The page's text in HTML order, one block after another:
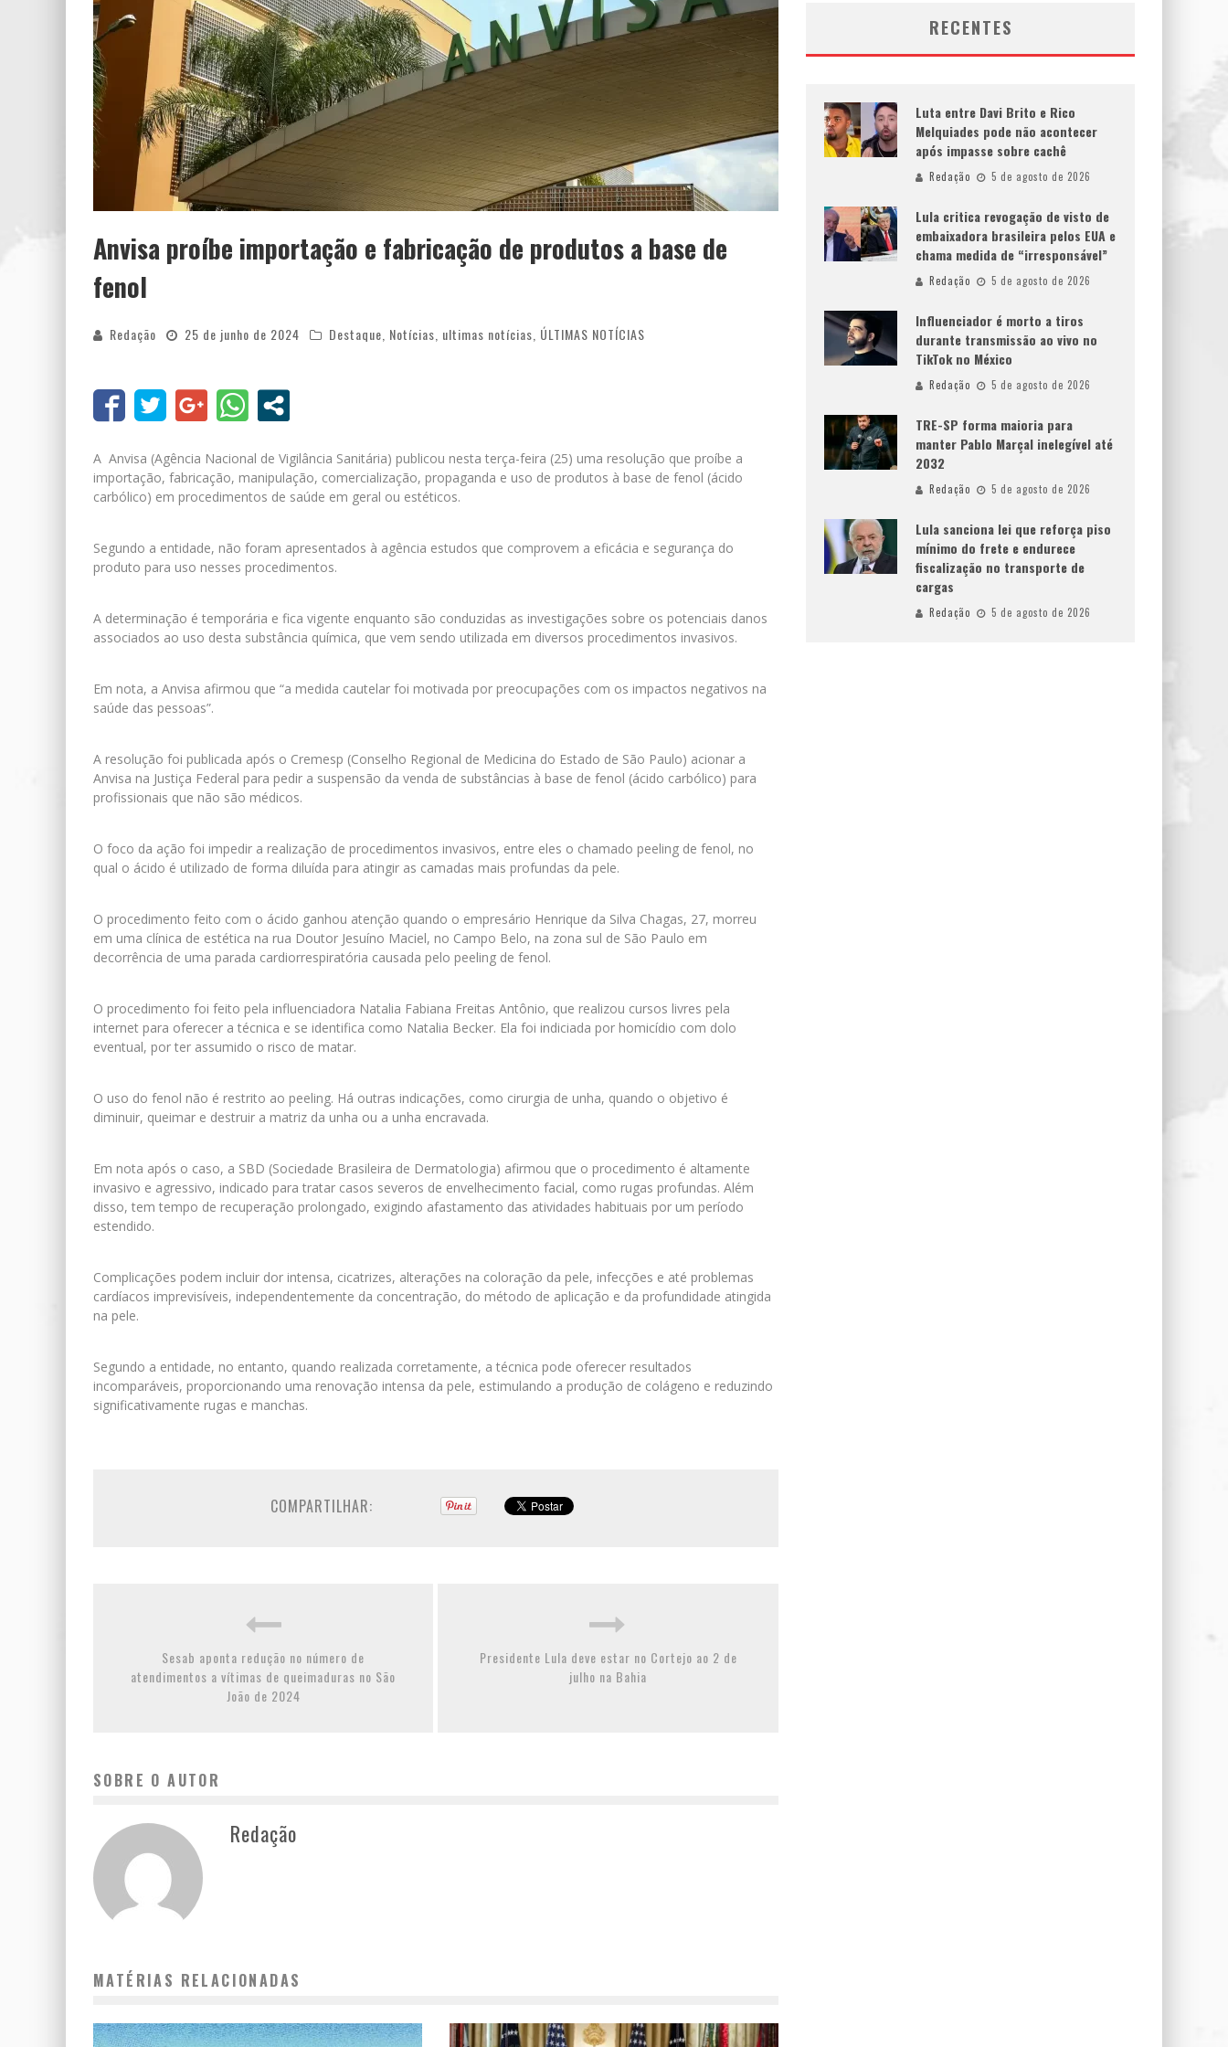
Anvisa proíbe importação e fabricação de produtos a base de
fenol
Redação 25 de junho de 2024 Destaque Notícias ultimas notícias ÚLTIMAS NOTÍCIAS
A Anvisa (Agência Nacional de Vigilância Sanitária) publicou nesta terça-feira (25) uma resolução que proíbe a
importação, fabricação, manipulação, comercialização, propaganda e uso de produtos à base de fenol (ácido
carbólico) em procedimentos de saúde em geral ou estéticos.
Segundo a entidade, não foram apresentados à agência estudos que comprovem a eficácia e segurança do
produto para uso nesses procedimentos.
A determinação é temporária e fica vigente enquanto são conduzidas as investigações sobre os potenciais danos
associados ao uso desta substância química, que vem sendo utilizada em diversos procedimentos invasivos.
Em nota, a Anvisa afirmou que “a medida cautelar foi motivada por preocupações com os impactos negativos na
saúde das pessoas”.
A resolução foi publicada após o Cremesp (Conselho Regional de Medicina do Estado de São Paulo) acionar a
Anvisa na Justiça Federal para pedir a suspensão da venda de substâncias à base de fenol (ácido carbólico) para
profissionais que não são médicos.
O foco da ação foi impedir a realização de procedimentos invasivos, entre eles o chamado peeling de fenol, no
qual o ácido é utilizado de forma diluída para atingir as camadas mais profundas da pele.
O procedimento feito com o ácido ganhou atenção quando o empresário Henrique da Silva Chagas, 27, morreu
em uma clínica de estética na rua Doutor Jesuíno Maciel, no Campo Belo, na zona sul de São Paulo em
decorrência de uma parada cardiorrespiratória causada pelo peeling de fenol.
O procedimento foi feito pela influenciadora Natalia Fabiana Freitas Antônio, que realizou cursos livres pela
internet para oferecer a técnica e se identifica como Natalia Becker. Ela foi indiciada por homicídio com dolo
eventual, por ter assumido o risco de matar.
O uso do fenol não é restrito ao peeling. Há outras indicações, como cirurgia de unha, quando o objetivo é
diminuir, queimar e destruir a matriz da unha ou a unha encravada.
Em nota após o caso, a SBD (Sociedade Brasileira de Dermatologia) afirmou que o procedimento é altamente
invasivo e agressivo, indicado para tratar casos severos de envelhecimento facial, como rugas profundas. Além
disso, tem tempo de recuperação prolongado, exigindo afastamento das atividades habituais por um período
estendido.
Complicações podem incluir dor intensa, cicatrizes, alterações na coloração da pele, infecções e até problemas
cardíacos imprevisíveis, independentemente da concentração, do método de aplicação e da profundidade atingida
na pele.
Segundo a entidade, no entanto, quando realizada corretamente, a técnica pode oferecer resultados
incomparáveis, proporcionando uma renovação intensa da pele, estimulando a produção de colágeno e reduzindo
significativamente rugas e manchas.
COMPARTILHAR:
Sesab aponta redução no número de
atendimentos a vítimas de queimaduras no São
João de 2024
Presidente Lula deve estar no Cortejo ao 2 de
julho na Bahia
SOBRE O AUTOR
Redação
MATÉRIAS RELACIONADAS
RECENTES
Luta entre Davi Brito e Rico
Melquiades pode não acontecer
após impasse sobre cachê
Redação 5 de agosto de 2026
Lula critica revogação de visto de
embaixadora brasileira pelos EUA e
chama medida de “irresponsável”
Redação 5 de agosto de 2026
Influenciador é morto a tiros
durante transmissão ao vivo no
TikTok no México
Redação 5 de agosto de 2026
TRE-SP forma maioria para
manter Pablo Marçal inelegível até
2032
Redação 5 de agosto de 2026
Lula sanciona lei que reforça piso
mínimo do frete e endurece
fiscalização no transporte de
cargas
Redação 5 de agosto de 2026